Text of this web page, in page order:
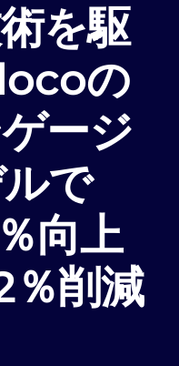
を駆
の
ージ
で
向上
％削減